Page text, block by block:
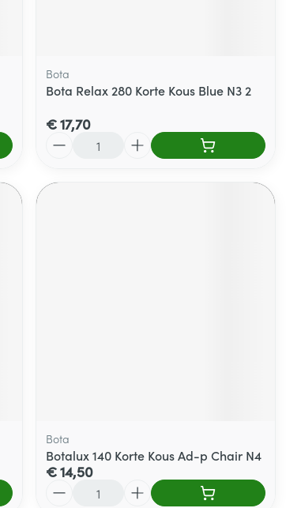
Bota
Bota Relax 280 Korte Kous Blue N3 2
€ 17,70
Bota
Botalux 140 Korte Kous Ad-p Chair N4
€ 14,50